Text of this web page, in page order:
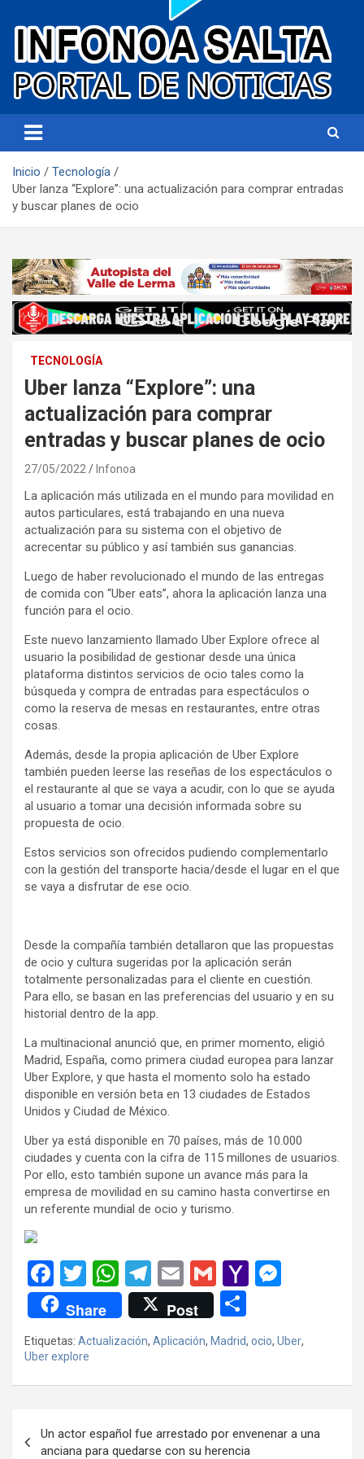
Infonoa Salta
Inicio
Tecnología
Uber lanza “Explore”: una actualización para comprar entradas
y buscar planes de ocio
TECNOLOGÍA
Uber lanza “Explore”: una
actualización para comprar
entradas y buscar planes de ocio
27/05/2022 Infonoa
La aplicación más utilizada en el mundo para movilidad en
autos particulares, está trabajando en una nueva
actualización para su sistema con el objetivo de
acrecentar su público y así también sus ganancias.
Luego de haber revolucionado el mundo de las entregas
de comida con “Uber eats”, ahora la aplicación lanza una
función para el ocio.
Este nuevo lanzamiento llamado Uber Explore ofrece al
usuario la posibilidad de gestionar desde una única
plataforma distintos servicios de ocio tales como la
búsqueda y compra de entradas para espectáculos o
como la reserva de mesas en restaurantes, entre otras
cosas.
Además, desde la propia aplicación de Uber Explore
también pueden leerse las reseñas de los espectáculos o
el restaurante al que se vaya a acudir, con lo que se ayuda
al usuario a tomar una decisión informada sobre su
propuesta de ocio.
Estos servicios son ofrecidos pudiendo complementarlo
con la gestión del transporte hacia/desde el lugar en el que
se vaya a disfrutar de ese ocio.
Desde la compañía también detallaron que las propuestas
de ocio y cultura sugeridas por la aplicación serán
totalmente personalizadas para el cliente en cuestión.
Para ello, se basan en las preferencias del usuario y en su
historial dentro de la app.
La multinacional anunció que, en primer momento, eligió
Madrid, España, como primera ciudad europea para lanzar
Uber Explore, y que hasta el momento solo ha estado
disponible en versión beta en 13 ciudades de Estados
Unidos y Ciudad de México.
Uber ya está disponible en 70 países, más de 10.000
ciudades y cuenta con la cifra de 115 millones de usuarios.
Por ello, esto también supone un avance más para la
empresa de movilidad en su camino hasta convertirse en
un referente mundial de ocio y turismo.
F
a
ce
b
o
k
T
wi
tt
er
W
h
at
s
A
p
T
el
e
gr
a
E
m
ail
G
m
ail
Y
o
o
ail
n
g
Share Post
m
p
tir
Etiquetas: Actualización, Aplicación, Madrid, ocio, Uber,
Uber explore
de
Un actor español fue arrestado por envenenar a una
anciana para quedarse con su herencia